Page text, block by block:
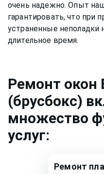
очень надежно. Опыт
гарантировать, что при
устраненные неполадки
длительное время.
Ремонт окон
(брусбокс)
множество
услуг:
Ремонт